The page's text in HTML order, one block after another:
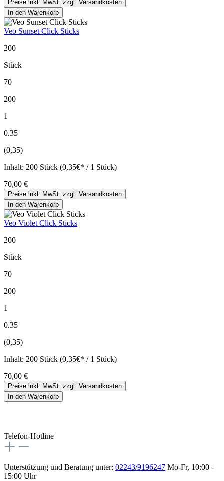
Preise inkl. MwSt. zzgl. Versandkosten
In den Warenkorb
Veo Sunset Click Sticks
200
Stück
70
200
1
0.35
(0,35)
Inhalt: 200 Stück (0,35€* / 1 Stück)
70,00 €
Preise inkl. MwSt. zzgl. Versandkosten
In den Warenkorb
Veo Violet Click Sticks
200
Stück
70
200
1
0.35
(0,35)
Inhalt: 200 Stück (0,35€* / 1 Stück)
70,00 €
Preise inkl. MwSt. zzgl. Versandkosten
In den Warenkorb
Telefon-Hotline
Unterstützung und Beratung unter: 02243/9196247 Mo-Fr, 10:00 -
15:00 Uhr